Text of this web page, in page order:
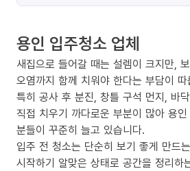
용인 입주청소 업체
새집으로 들어갈 때는 설렘이 크지만,
오염까지 함께 치워야 한다는 부담이 따
특히 공사 후 분진, 창틀 구석 먼지, 바
직접 치우기 까다로운 부분이 많아 용
분들이 꾸준히 늘고 있습니다.
입주 전 청소는 단순히 보기 좋게 만드
시작하기 알맞은 상태로 공간을 정리하